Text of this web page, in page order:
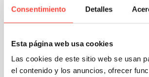
Consentimiento Detalles
Esta página web usa cookies
Las cookies de este sitio web se usan
el contenido y los anuncios, ofrecer
Temperatura y humedad:
precintos adhesivos en
y de las altas
niveles de humedad
afectar negativamente la
cinta, provocando la
en el precinto.